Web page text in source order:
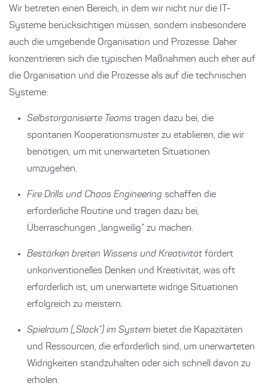
Wir betreten einen Bereich, in dem wir nicht nur die IT-
Systeme berücksichtigen müssen, sondern insbesondere
auch die umgebende Organisation und Prozesse. Daher
konzentrieren sich die typischen Maßnahmen auch eher auf
die Organisation und die Prozesse als auf die technischen
Systeme:
Selbstorganisierte Teams tragen dazu bei, die
spontanen Kooperationsmuster zu etablieren, die wir
benötigen, um mit unerwarteten Situationen
umzugehen.
Fire Drills und Chaos Engineering schaffen die
erforderliche Routine und tragen dazu bei,
Überraschungen „langweilig“ zu machen.
Bestärken breiten Wissens und Kreativität fördert
unkonventionelles Denken und Kreativität, was oft
erforderlich ist, um unerwartete widrige Situationen
erfolgreich zu meistern.
Spielraum („Slack”) im System bietet die Kapazitäten
und Ressourcen, die erforderlich sind, um unerwarteten
Widrigkeiten standzuhalten oder sich schnell davon zu
erholen.